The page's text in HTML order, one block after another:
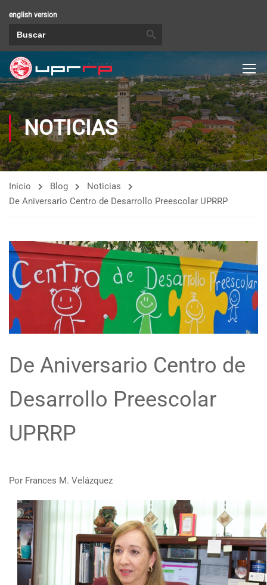
english version
NOTICIAS
Inicio Blog
Noticias
De Aniversario Centro de Desarrollo Preescolar UPRRP
De Aniversario Centro de
Desarrollo Preescolar
UPRRP
Por Frances M. Velázquez